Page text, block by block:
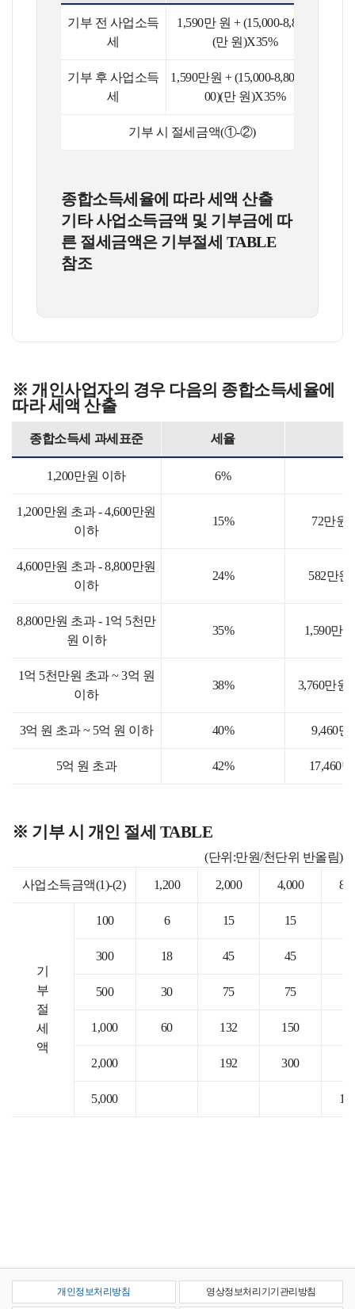
기부 전 사업소득
세
1,590만 원 + (15,000-8,800)
(만 원)X35%
기부 후 사업소득
세
1,590만원 + (15,000-8,800-3,0
00)(만 원)X35%
기부 시 절세금액(①-②)
종합소득세율에 따라 세액 산출
기타 사업소득금액 및 기부금에 따
른 절세금액은 기부절세 TABLE
참조
※ 개인사업자의 경우 다음의 종합소득세율에
따라 세액 산출
종합소득세 과세표준 세율
1,200만원 이하 6%
1,200만원 초과 - 4,600만원
이하
15% 72만원
4,600만원 초과 - 8,800만원
이하
24% 582만원
8,800만원 초과 - 1억 5천만
원 이하
35% 1,590만
1억 5천만원 초과 ~ 3억 원
이하
38% 3,760만원
3억 원 초과 ~ 5억 원 이하 40% 9,460
5억 원 초과 42% 17,460
※ 기부 시 개인 절세 TABLE
(단위:만원/천단위 반올림)
사업소득금액(1)-(2) 1,200 2,000 4,000
기
부
절
세
액
100 6 15 15
300 18 45 45
500 30 75 75
1,000 60 132 150
2,000 192 300
5,000
개인정보처리방침 영상정보처리기기관리방침